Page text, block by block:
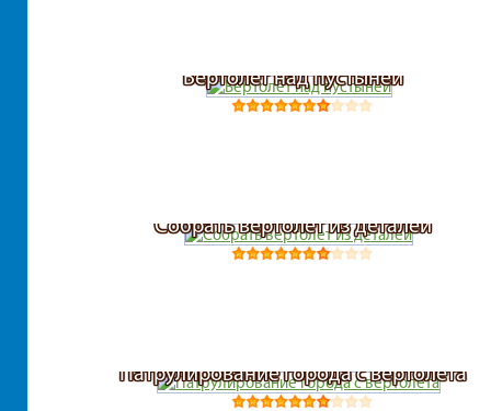
Вертолет над пустыней
Собрать вертолет из деталей
Патрулирование города с вертолета